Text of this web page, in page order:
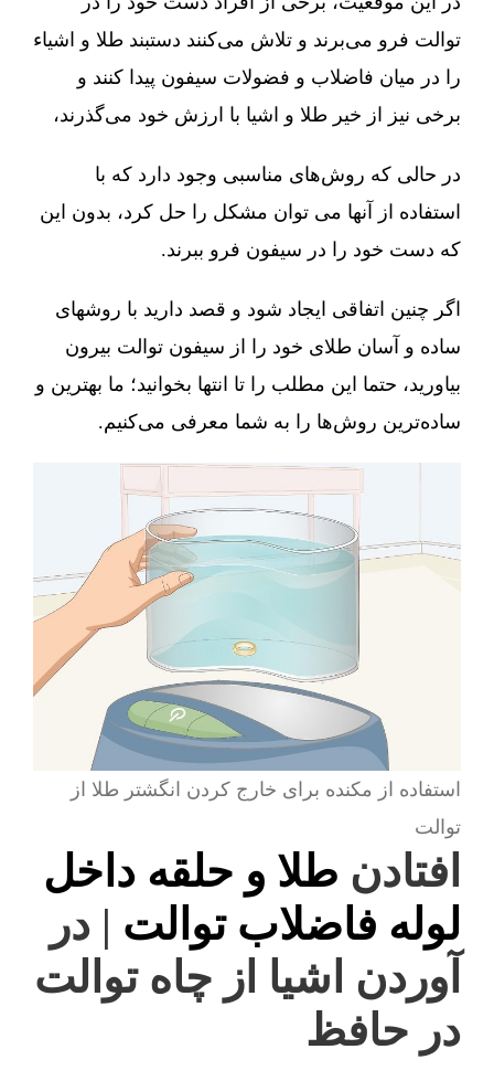
توالت فرو می‌برند و تلاش می‌کنند دستبند طلا و اشیاء
را در میان فاضلاب و فضولات سیفون پیدا کنند و
برخی نیز از خیر طلا و اشیا با ارزش خود می‌گذرند،
در حالی که روش‌های مناسبی وجود دارد که با
استفاده از آنها می توان مشکل را حل کرد، بدون این
که دست خود را در سیفون فرو ببرند.
اگر چنین اتفاقی ایجاد شود و قصد دارید با روشهای
ساده و آسان طلای خود را از سیفون توالت بیرون
بیاورید، حتما این مطلب را تا انتها بخوانید؛ ما بهترین و
ساده‌ترین روش‌ها را به شما معرفی می‌کنیم.
استفاده از مکنده برای خارج کردن انگشتر طلا از
توالت
افتادن طلا و حلقه داخل
لوله فاضلاب توالت | در
آوردن اشیا از چاه توالت
در حافظ